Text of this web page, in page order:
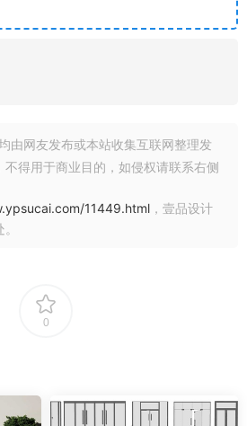
由网友发布或本站收集互联网整理发
得用于商业目的，如侵权请联系右侧
11449.html ，壹品设计
0